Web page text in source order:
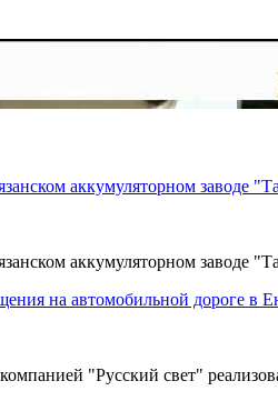
аккумуляторном заводе
аккумуляторном заводе
на автомобильной дороге в
"Русский свет"